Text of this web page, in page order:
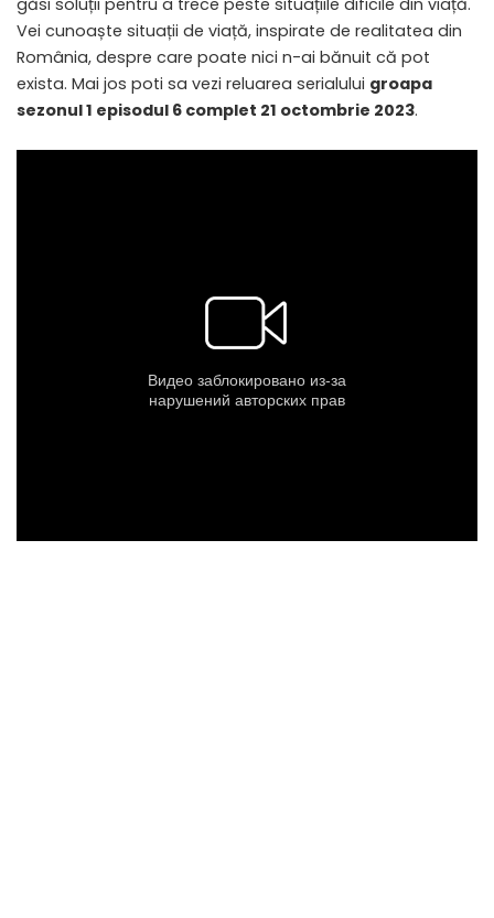
Vei cunoaște situații de viață, inspirate de realitatea din
România, despre care poate nici n-ai bănuit că pot
exista. Mai jos poti sa vezi reluarea serialului groapa
sezonul 1 episodul 6 complet 21 octombrie 2023.